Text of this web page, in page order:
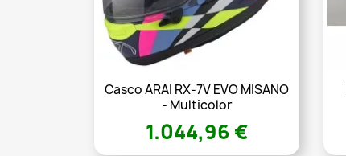
Casco ARAI RX-7V EVO MISANO
- Multicolor
1.044,96 €